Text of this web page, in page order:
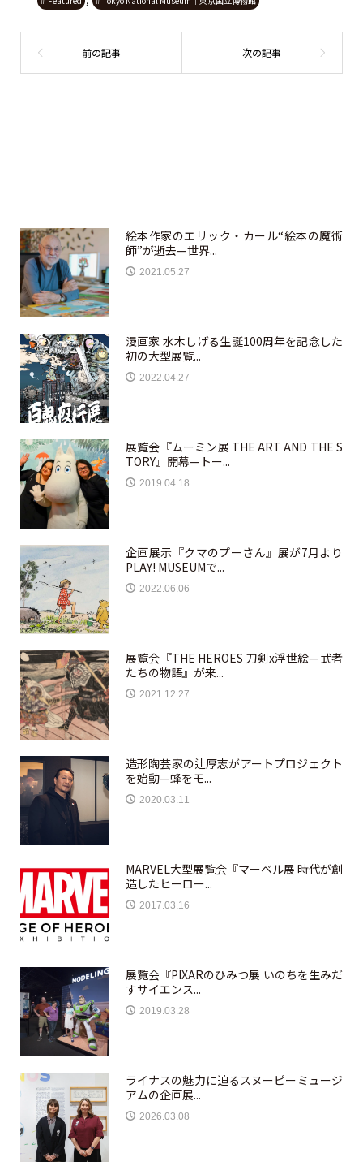
絵本作家のエリック・カール“絵本の魔術
師”が逝去—世界...
2021.05.27
漫画家 水木しげる生誕100周年を記念した
初の大型展覧...
2022.04.27
展覧会『ムーミン展 THE ART AND THE S
TORY』開幕—トー...
2019.04.18
企画展示『クマのプーさん』展が7月より
PLAY! MUSEUMで...
2022.06.06
展覧会『THE HEROES 刀剣x浮世絵—武者
たちの物語』が来...
2021.12.27
造形陶芸家の辻厚志がアートプロジェクト
を始動—蜂をモ...
2020.03.11
MARVEL大型展覧会『マーベル展 時代が創
造したヒーロー...
2017.03.16
展覧会『PIXARのひみつ展 いのちを生みだ
すサイエンス...
2019.03.28
ライナスの魅力に迫るスヌーピーミュージ
アムの企画展...
2026.03.08